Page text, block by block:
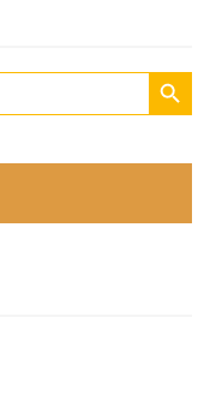
Search Button